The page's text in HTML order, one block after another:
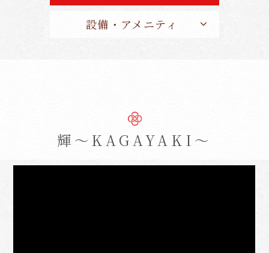
設備・アメニティ
輝～KAGAYAKI～